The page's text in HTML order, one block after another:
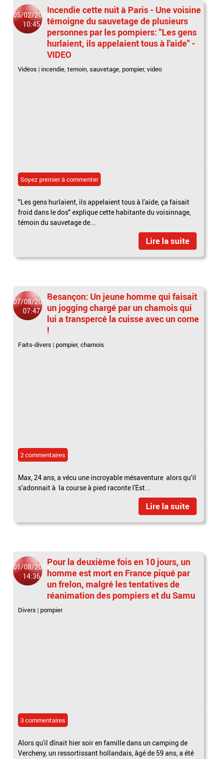
05/02/2019
10:45
Incendie cette nuit à Paris - Une voisine
témoigne du sauvetage de plusieurs
personnes par les pompiers: "Les gens
hurlaient, ils appelaient tous à l'aide" -
VIDEO
Vidéos | incendie,temoin,sauvetage, pompier,video
Soyez premier à commenter
"Les gens hurlaient, ils appelaient tous à l'aide, ça faisait
froid dans le dos" explique cette habitante du voisinnage,
témoin du sauvetage de...
Lire la suite
07/08/2018
07:47
Besançon: Un jeune homme qui faisait
un jogging chargé par un chamois qui
lui a transpercé la cuisse avec un corne
!
Faits-divers | pompier,chamois
2 commentaires
Max, 24 ans, a vécu une incroyable mésaventure alors qu’il
s’adonnait à la course à pied raconte l'Est...
Lire la suite
01/08/2018
14:36
Pour la deuxième fois en 10 jours, un
homme est mort en France piqué par
un frelon, malgré les tentatives de
réanimation des pompiers et du Samu
Divers | pompier
3 commentaires
Alors qu'il dînait hier soir en famille dans un camping de
Vercheny, un ressortissant hollandais, âgé de 59 ans, a été